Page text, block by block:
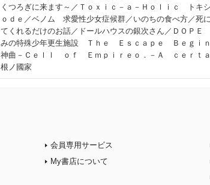
くつろぎに来ます～／Ｔｏｘｉｃ－ａ－Ｈｏｌｉｃ ト
ｏｄｅ／ベノム 求愛性少女症候群／いのちの食べ方／死
てくれるだけのお話／ドールハウスの銀次さん／ＤＯＰ
みの特殊少年更生施設 Ｔｈｅ Ｅｓｃａｐｅ Ｂｅｇｉｎ
神曲－Ｃｅｌｌ ｏｆ Ｅｍｐｉｒｅｏ．－Ａ ｃｅｒｔａ
根ノ國家
会員専用サービス
My書店について